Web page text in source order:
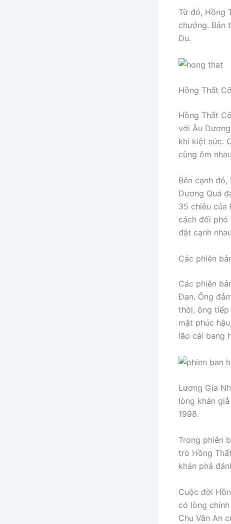
Từ đó, Hồng
chưởng. Bản
Du.
Hồng Thất
Hồng Thất
với Âu
khi kiệt sức.
cùng ôm
Bên cạnh
Dương Quá
35 chiêu của
cách đối phó
đặt cạnh
Các phiên
Các phiên
Đan. Ông
thời, ông tiếp
mặt phúc
lão cái bang
Lương Gia
lòng khán
1998.
Trong phiên
trò Hồng
khán phả
Cuộc đời
có lòng
Chu Văn An